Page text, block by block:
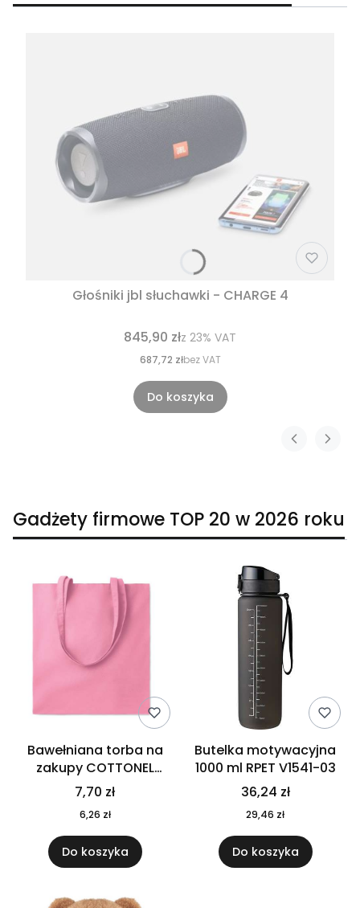
Głośniki jbl słuchawki - CHARGE 4
845,90 złz 23% VAT
687,72 złbez VAT
Do koszyka
Gadżety firmowe TOP 20 w 2026 roku
Bawełniana torba na
zakupy COTTONEL
COLOUR++ MO9846-11
7,70 zł
6,26 zł
Do koszyka
Butelka motywacyjna
1000 ml RPET V1541-03
36,24 zł
29,46 zł
Do koszyka